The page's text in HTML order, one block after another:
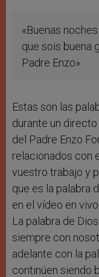
«Buenas
que sois buena
Padre Enzo».
Estas son las
durante un
del Padre Enzo
relacionados con
vuestro trabajo y
que es la palabra
en el vídeo en
La palabra de
siempre con
adelante con la
continúen siendo